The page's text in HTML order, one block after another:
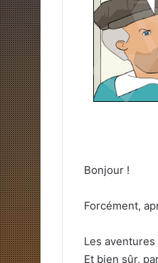
Bonjour !
Forcément,
Les
Et bien sûr,